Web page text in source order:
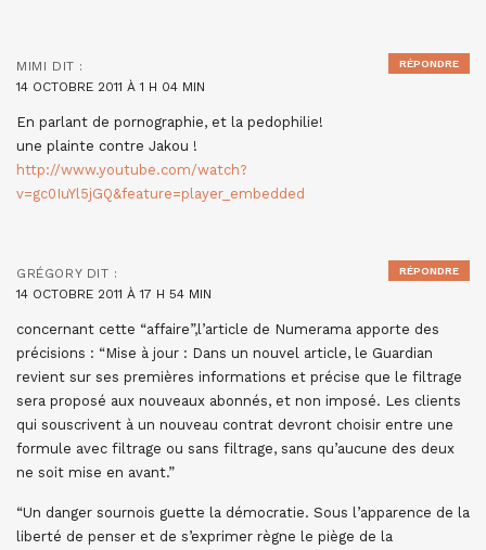
MIMI DIT :
14 OCTOBRE 2011 À 1 H 04 MIN
En parlant de pornographie, et la pedophilie!
une plainte contre Jakou !
http://www.youtube.com/watch?
v=gc0IuYl5jGQ&feature=player_embedded
RÉPONDRE
GRÉGORY DIT :
14 OCTOBRE 2011 À 17 H 54 MIN
concernant cette “affaire”,l’article de Numerama apporte des
précisions : “Mise à jour : Dans un nouvel article, le Guardian
revient sur ses premières informations et précise que le filtrage
sera proposé aux nouveaux abonnés, et non imposé. Les clients
qui souscrivent à un nouveau contrat devront choisir entre une
formule avec filtrage ou sans filtrage, sans qu’aucune des deux
ne soit mise en avant.”
“Un danger sournois guette la démocratie. Sous l’apparence de la
liberté de penser et de s’exprimer règne le piège de la
RÉPONDRE